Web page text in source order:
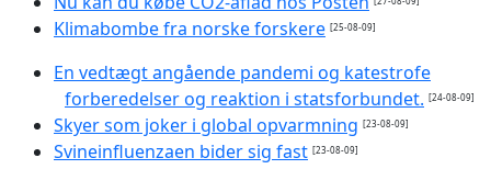
Klimabombe fra norske forskere [25-08-09]
En vedtægt angående pandemi og katestrofe
forberedelser og reaktion i statsforbundet. [24-08-09]
Skyer som joker i global opvarmning [23-08-09]
Svineinfluenzaen bider sig fast [23-08-09]